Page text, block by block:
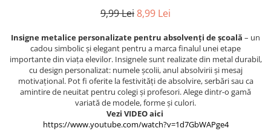
Cadouri copii 1 an
Cadouri craciun copii
Colectia Disney
Sticlă pentru apa Personalizată
Sepci personalizate
Seturi cadou pentru copii KID's Collection
9,99 Lei8,99 Lei
Insigne metalice personalizate pentru absolvenți de școală – un
cadou simbolic și elegant pentru a marca finalul unei etape
importante din viața elevilor. Insignele sunt realizate din metal durabil,
cu design personalizat: numele școlii, anul absolvirii și mesaj
motivațional. Pot fi oferite la festivități de absolvire, serbări sau ca
amintire de neuitat pentru colegi și profesori. Alege dintr-o gamă
variată de modele, forme și culori.
Vezi VIDEO aici
https://www.youtube.com/watch?v=1d7GbWAPge4